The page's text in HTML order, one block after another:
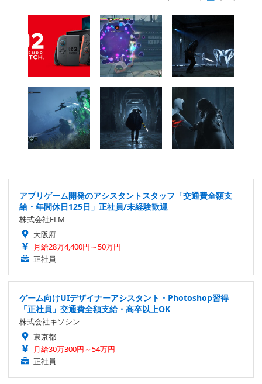
アプリゲーム開発のアシスタントスタッフ「交通費全額支
給・年間休日125日」正社員/未経験歓迎
株式会社ELM
大阪府
月給28万4,400円～50万円
正社員
ゲーム向けUIデザイナーアシスタント・Photoshop習得
「正社員」交通費全額支給・高卒以上OK
株式会社キソシン
東京都
月給30万300円～54万円
正社員